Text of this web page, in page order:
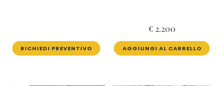
RICHIEDI PREVENTIVO
€ 2.200
AGGIUNGI AL CARRELLO